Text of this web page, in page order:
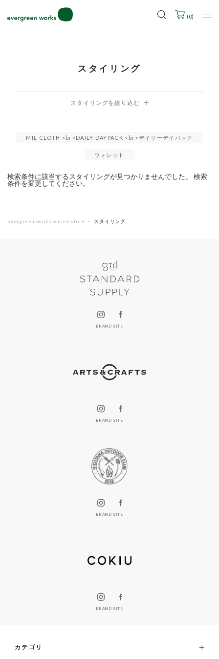
2027年ご入学用ランドセル受注会スケジュール
(0)
スタイリング
MIL CLOTH <br>DAILY DAYPACK <br>デイリーデイパック
ウォレット
検索条件に該当するスタイリングが見つかりませんでした。 検索
条件を変更してください。
evergreen works online store スタイリング
BRAND SITE
BRAND SITE
BRAND SITE
BRAND SITE
カテゴリ